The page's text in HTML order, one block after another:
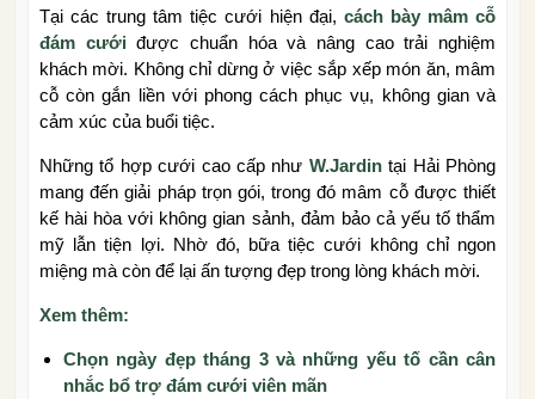
Tại các trung tâm tiệc cưới hiện đại, cách bày mâm cỗ
đám cướiđược chuẩn hóa và nâng cao trải nghiệm
khách mời. Không chỉ dừng ở việc sắp xếp món ăn, mâm
cỗ còn gắn liền với phong cách phục vụ, không gian và
cảm xúc của buổi tiệc.
Những tổ hợp cưới cao cấp như W.Jardintại Hải Phòng
mang đến giải pháp trọn gói, trong đó mâm cỗ được thiết
kế hài hòa với không gian sảnh, đảm bảo cả yếu tố thẩm
mỹ lẫn tiện lợi. Nhờ đó, bữa tiệc cưới không chỉ ngon
miệng mà còn để lại ấn tượng đẹp trong lòng khách mời.
Xem thêm:
Chọn ngày đẹp tháng 3 và những yếu tố cần cân
nhắc bổ trợ đám cưới viên mãn